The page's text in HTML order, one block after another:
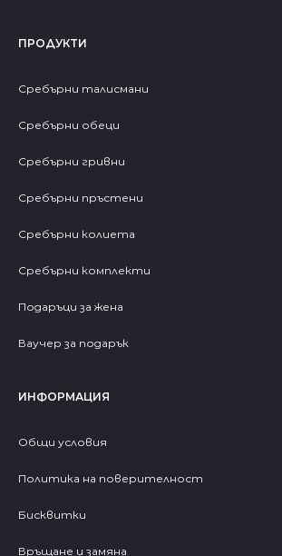
ПРОДУКТИ
Сребърни талисмани
Сребърни обеци
Сребърни гривни
Сребърни пръстени
Сребърни колиета
Сребърни комплекти
Подаръци за жена
Ваучер за подарък
ИНФОРМАЦИЯ
Общи условия
Политика на поверителност
Бисквитки
Връщане и замяна